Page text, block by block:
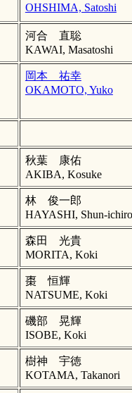
OHSHIMA, Satoshi
河合 直聡
KAWAI, Masatoshi
岡本 祐幸
OKAMOTO, Yuko
秋葉 康佑
AKIBA, Kosuke
林 俊一郎
HAYASHI, Shun-ichiro
森田 光貴
MORITA, Koki
棗 恒輝
NATSUME, Koki
磯部 晃輝
ISOBE, Koki
樹神 宇徳
KOTAMA, Takanori